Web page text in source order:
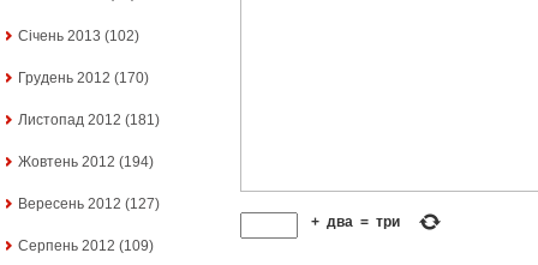
Січень 2013 (102)
Грудень 2012 (170)
Листопад 2012 (181)
Жовтень 2012 (194)
Вересень 2012 (127)
Серпень 2012 (109)
+ два = три